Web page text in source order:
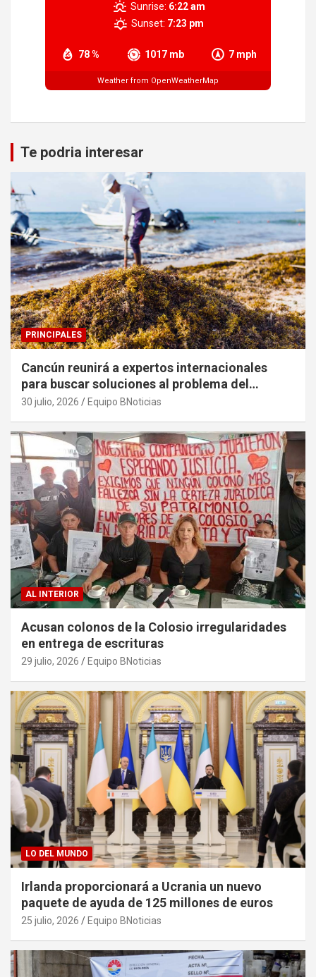
78 % 1017 mb 7 mph
Sunrise: 6:22 am
Sunset: 7:23 pm
Weather from OpenWeatherMap
Te podria interesar
PRINCIPALES
Cancún reunirá a expertos internacionales
para buscar soluciones al problema del
sargazo
30 julio, 2026 Equipo BNoticias
AL INTERIOR
Acusan colonos de la Colosio irregularidades
en entrega de escrituras
29 julio, 2026 Equipo BNoticias
LO DEL MUNDO
Irlanda proporcionará a Ucrania un nuevo
paquete de ayuda de 125 millones de euros
25 julio, 2026 Equipo BNoticias